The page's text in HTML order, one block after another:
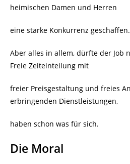
heimischen Damen und Herren
eine starke Konkurrenz geschaffen.
Aber alles in allem, dürfte der Job
Freie Zeiteinteilung mit
freier Preisgestaltung und freies
erbringenden Dienstleistungen,
haben schon was für sich.
Die Moral